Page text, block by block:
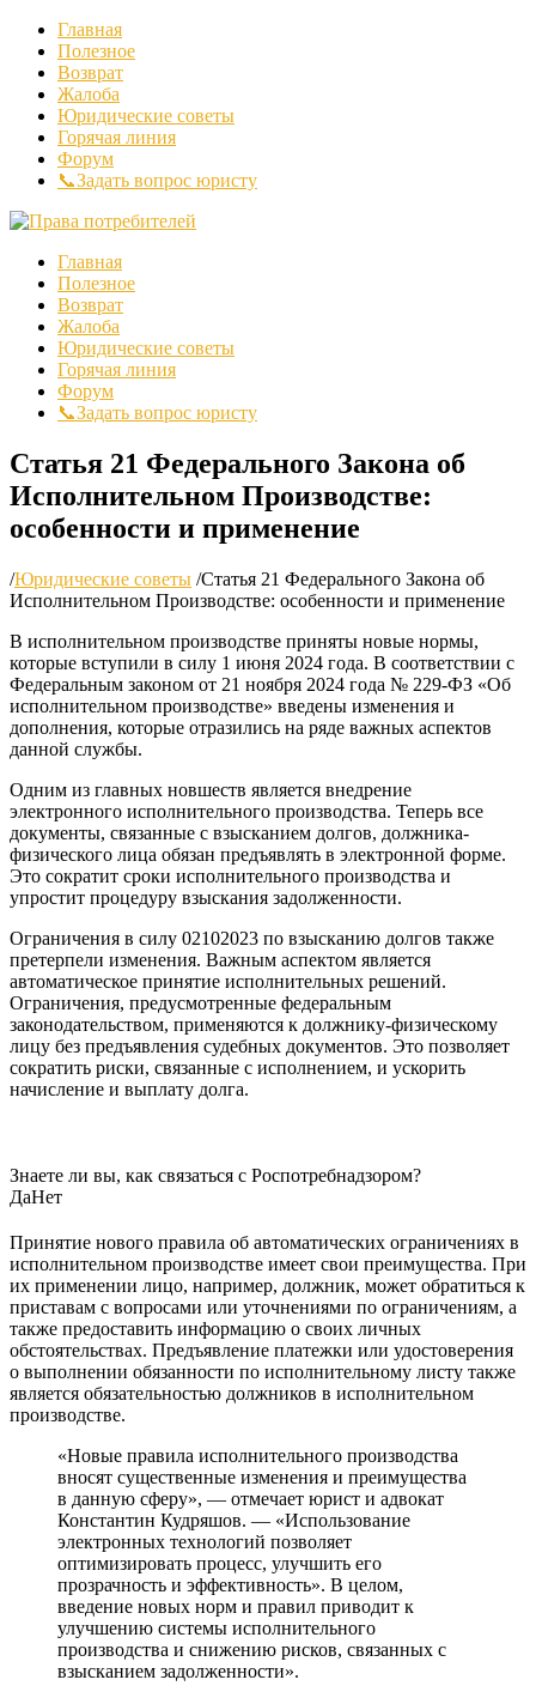
Главная
Полезное
Возврат
Жалоба
Юридические советы
Горячая линия
Форум
📞Задать вопрос юристу
Главная
Полезное
Возврат
Жалоба
Юридические советы
Горячая линия
Форум
📞Задать вопрос юристу
Статья 21 Федерального Закона об
Исполнительном Производстве:
особенности и применение
/Юридические советы /Статья 21 Федерального Закона об
Исполнительном Производстве: особенности и применение
В исполнительном производстве приняты новые нормы,
которые вступили в силу 1 июня 2024 года. В соответствии с
Федеральным законом от 21 ноября 2024 года № 229-ФЗ «Об
исполнительном производстве» введены изменения и
дополнения, которые отразились на ряде важных аспектов
данной службы.
Одним из главных новшеств является внедрение
электронного исполнительного производства. Теперь все
документы, связанные с взысканием долгов, должника-
физического лица обязан предъявлять в электронной форме.
Это сократит сроки исполнительного производства и
упростит процедуру взыскания задолженности.
Ограничения в силу 02102023 по взысканию долгов также
претерпели изменения. Важным аспектом является
автоматическое принятие исполнительных решений.
Ограничения, предусмотренные федеральным
законодательством, применяются к должнику-физическому
лицу без предъявления судебных документов. Это позволяет
сократить риски, связанные с исполнением, и ускорить
начисление и выплату долга.
Знаете ли вы, как связаться с Роспотребнадзором?
ДаНет
Принятие нового правила об автоматических ограничениях в
исполнительном производстве имеет свои преимущества. При
их применении лицо, например, должник, может обратиться к
приставам с вопросами или уточнениями по ограничениям, а
также предоставить информацию о своих личных
обстоятельствах. Предъявление платежки или удостоверения
о выполнении обязанности по исполнительному листу также
является обязательностью должников в исполнительном
производстве.
«Новые правила исполнительного производства
вносят существенные изменения и преимущества
в данную сферу», — отмечает юрист и адвокат
Константин Кудряшов. — «Использование
электронных технологий позволяет
оптимизировать процесс, улучшить его
прозрачность и эффективность». В целом,
введение новых норм и правил приводит к
улучшению системы исполнительного
производства и снижению рисков, связанных с
взысканием задолженности».